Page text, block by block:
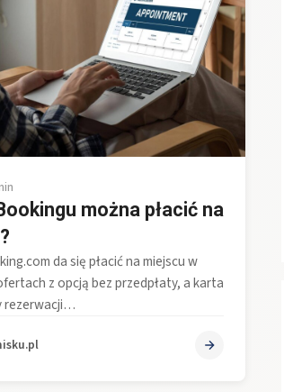
można płacić na
da się płacić na miejscu w
z opcją bez przedpłaty, a karta
rezerwacji…